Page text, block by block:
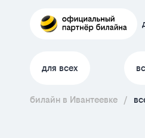
для всех
билайн в Ивантеевке /